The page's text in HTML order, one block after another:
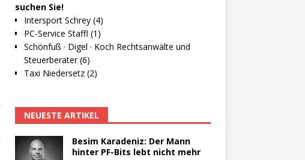
suchen Sie!
Intersport Schrey (4)
PC-Service Staffl (1)
Schönfuß · Digel · Koch Rechtsanwälte und
Steuerberater (6)
Taxi Niedersetz (2)
NEUESTE ARTIKEL
Besim Karadeniz: Der Mann
hinter PF-Bits lebt nicht mehr